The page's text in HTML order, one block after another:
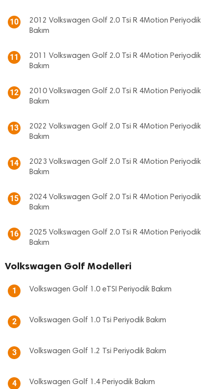
10
2012 Volkswagen Golf 2.0 Tsi R 4Motion Periyodik
Bakım
11
2011 Volkswagen Golf 2.0 Tsi R 4Motion Periyodik
Bakım
12
2010 Volkswagen Golf 2.0 Tsi R 4Motion Periyodik
Bakım
13
2022 Volkswagen Golf 2.0 Tsi R 4Motion Periyodik
Bakım
14
2023 Volkswagen Golf 2.0 Tsi R 4Motion Periyodik
Bakım
15
2024 Volkswagen Golf 2.0 Tsi R 4Motion Periyodik
Bakım
16
2025 Volkswagen Golf 2.0 Tsi R 4Motion Periyodik
Bakım
Volkswagen Golf Modelleri
1 Volkswagen Golf 1.0 eTSI Periyodik Bakım
2 Volkswagen Golf 1.0 Tsi Periyodik Bakım
3 Volkswagen Golf 1.2 Tsi Periyodik Bakım
4 Volkswagen Golf 1.4 Periyodik Bakım